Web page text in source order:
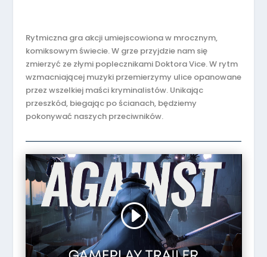
Rytmiczna gra akcji umiejscowiona w mrocznym,
komiksowym świecie. W grze przyjdzie nam się
zmierzyć ze złymi poplecznikami Doktora Vice. W rytm
wzmacniającej muzyki przemierzymy ulice opanowane
przez wszelkiej maści kryminalistów. Unikając
przeszkód, biegając po ścianach, będziemy
pokonywać naszych przeciwników.